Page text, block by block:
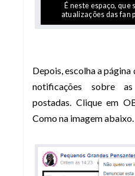
É neste espaço, que
atualizações das fan
Depois, escolha a
notificações sobre
postadas. Clique em
Como na imagem abaixo.